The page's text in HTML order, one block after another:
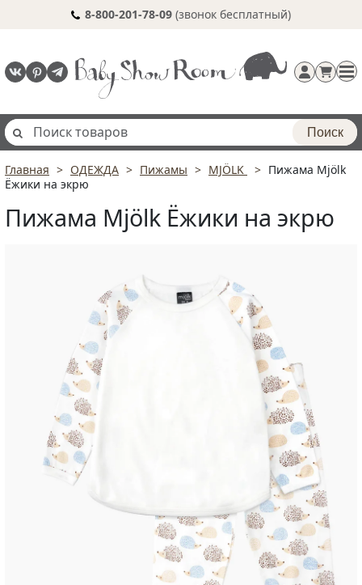
8-800-201-78-09 (звонок бесплатный)
Регистрация
Поиск
Главная ОДЕЖДА Пижамы MJÖLK
Пижама Mjölk
Ёжики на экрю
Пижама Mjölk Ёжики на экрю